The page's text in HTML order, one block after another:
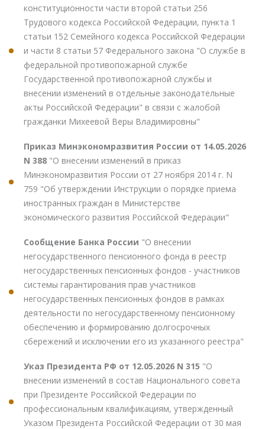
конституционности части второй статьи 256
Трудового кодекса Российской Федерации, пункта 1
статьи 152 Семейного кодекса Российской Федерации
и части 8 статьи 57 Федерального закона "О службе в
федеральной противопожарной службе
Государственной противопожарной службы и
внесении изменений в отдельные законодательные
акты Российской Федерации" в связи с жалобой
гражданки Михеевой Веры Владимировны"
Приказ Минэкономразвития России от 14.05.2026
N 388 "О внесении изменений в приказ
Минэкономразвития России от 27 ноября 2014 г. N
759 "Об утверждении Инструкции о порядке приема
иностранных граждан в Министерстве
экономического развития Российской Федерации"
Сообщение Банка России "О внесении
негосударственного пенсионного фонда в реестр
негосударственных пенсионных фондов - участников
системы гарантирования прав участников
негосударственных пенсионных фондов в рамках
деятельности по негосударственному пенсионному
обеспечению и формированию долгосрочных
сбережений и исключении его из указанного реестра"
Указ Президента РФ от 12.05.2026 N 315 "О
внесении изменений в состав Национального совета
при Президенте Российской Федерации по
профессиональным квалификациям, утвержденный
Указом Президента Российской Федерации от 30 мая